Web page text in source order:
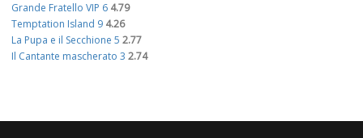
Grande Fratello VIP 6 4.79
Temptation Island 9 4.26
La Pupa e il Secchione 5 2.77
Il Cantante mascherato 3 2.74